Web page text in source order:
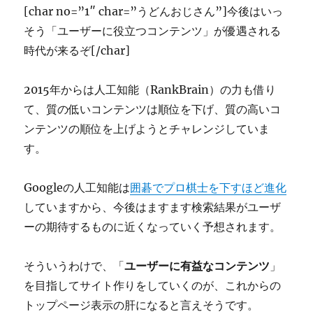
[char no=”1″ char=”うどんおじさん”]今後はいっ
そう「ユーザーに役立つコンテンツ」が優遇される
時代が来るぞ[/char]
2015年からは人工知能（RankBrain）の力も借り
て、質の低いコンテンツは順位を下げ、質の高いコ
ンテンツの順位を上げようとチャレンジしていま
す。
Googleの人工知能は囲碁でプロ棋士を下すほど進化
していますから、今後はますます検索結果がユーザ
ーの期待するものに近くなっていく予想されます。
そういうわけで、「ユーザーに有益なコンテンツ 」
を目指してサイト作りをしていくのが、これからの
トップページ表示の肝になると言えそうです。